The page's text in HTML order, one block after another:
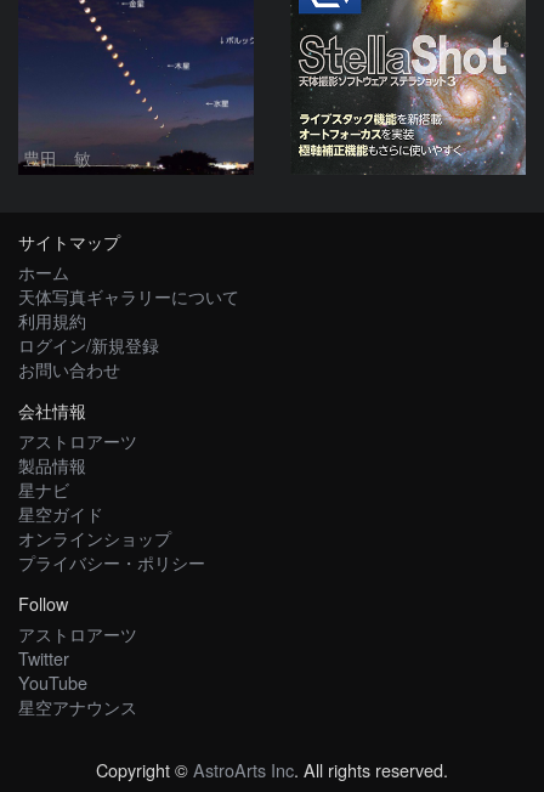
豊田 敏
サイトマップ
ホーム
天体写真ギャラリーについて
利用規約
ログイン/新規登録
お問い合わせ
会社情報
アストロアーツ
製品情報
星ナビ
星空ガイド
オンラインショップ
プライバシー・ポリシー
Follow
アストロアーツ
Twitter
YouTube
星空アナウンス
Copyright ©AstroArts Inc. All rights reserved.